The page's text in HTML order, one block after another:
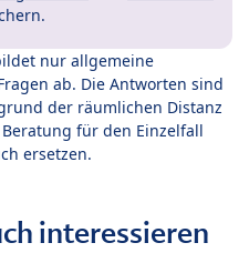
nur allgemeine
ab. Die Antworten sind
der räumlichen Distanz
für den Einzelfall
ersetzen.
interessieren